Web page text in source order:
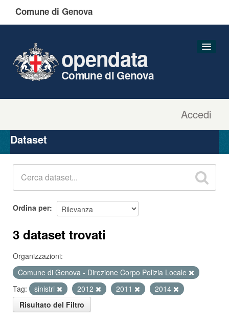
Comune di Genova
Accedi
opendata
Comune di Genova
Organizzazioni
Gruppi
Dataset
Ordina per
3 dataset trovati
Organizzazioni:
Comune di Genova - Direzione Corpo Polizia Locale
Tag:
sinistri 2012 2011
2014
Risultato del Filtro